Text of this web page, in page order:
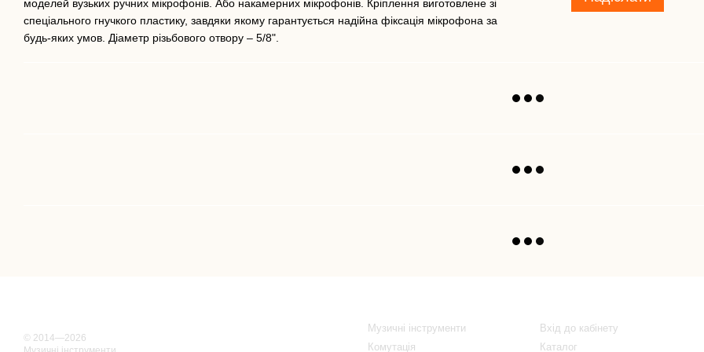
моделей вузьких ручних мікрофонів. Або накамерних мікрофонів. Кріплення виготовлене зі
спеціального гнучкого пластику, завдяки якому гарантується надійна фіксація мікрофона за
будь-яких умов. Діаметр різьбового отвору – 5/8".
© 2014—2026
Музичні інструменти
Комутація
Вхід до кабінету
Каталог